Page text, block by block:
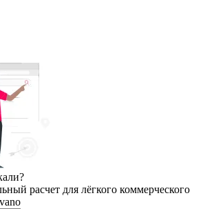
расчет для лёгкого коммерческого